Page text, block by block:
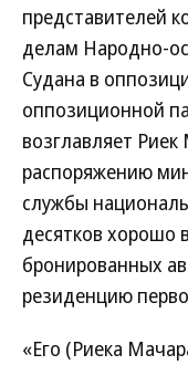
представителей
делам Народно-
Судана в
оппозиционной
возглавляет
распоряжению
службы
десятков хорошо
бронированных
резиденцию
«Его (Риека